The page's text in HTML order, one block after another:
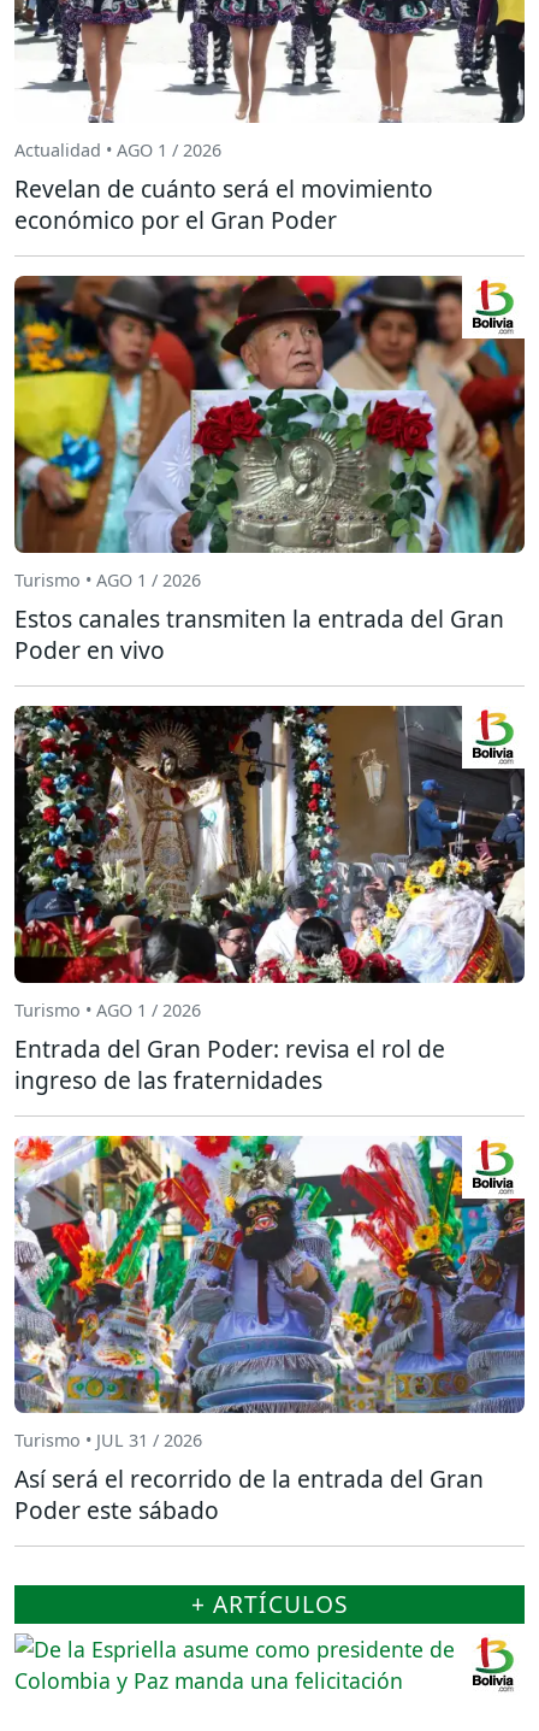
Actualidad • AGO 1 / 2026
Revelan de cuánto será el movimiento
económico por el Gran Poder
Turismo • AGO 1 / 2026
Estos canales transmiten la entrada del Gran
Poder en vivo
Turismo • AGO 1 / 2026
Entrada del Gran Poder: revisa el rol de
ingreso de las fraternidades
Turismo • JUL 31 / 2026
Así será el recorrido de la entrada del Gran
Poder este sábado
+ ARTÍCULOS